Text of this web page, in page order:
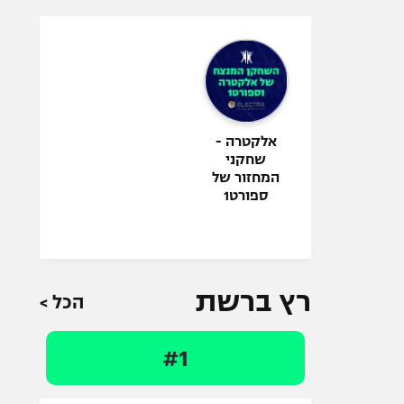
אלקטרה -
שחקני
המחזור של
ספורט1
רץ ברשת הכל >
#1